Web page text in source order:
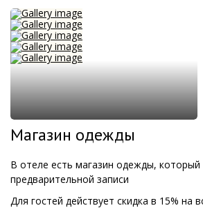
Магазин одежды
В отеле есть магазин одежды,
предварительной записи
Для гостей действует скидка в 15% на